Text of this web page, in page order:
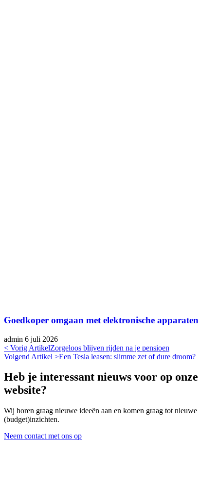
Goedkoper omgaan met elektronische apparaten
admin 6 juli 2026
< Vorig ArtikelZorgeloos blijven rijden na je pensioen
Volgend Artikel >Een Tesla leasen: slimme zet of dure droom?
Heb je interessant nieuws voor op onze
website?
Wij horen graag nieuwe ideeën aan en komen graag tot nieuwe
(budget)inzichten.
Neem contact met ons op